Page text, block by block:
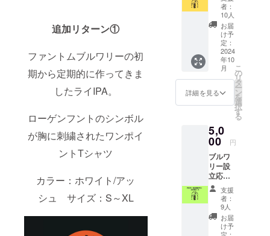
追加リターン①
ファントムブルワリーの初
期から定期的に作ってきま
したライIPA。
ローゲンフントのシンボル
が胸に刺繍されたワンポイ
ントTシャツ
カラー：ホワイト/アッ
シュ サイズ：S～XL
ン
3000円
コース
フロー
ラを気
持ちだ
けでも
応援し
てくれ
る方、
どうぞ
よろし
いしま
す！ <
内容>
・お礼
のメッ
セージ
カード
(2024年
10月頃)
・ス
テッ
者：
10人
お届
け予
定：
2024
年10
月
詳細を見る
こ
の
リ
タ
ー
ン
を
選
択
す
る
5,0
00 円
ブルワ
リー設
立応援
プラ
ン
5000円
コース
フロー
ラをと
支援
者：
9人
お届
け予